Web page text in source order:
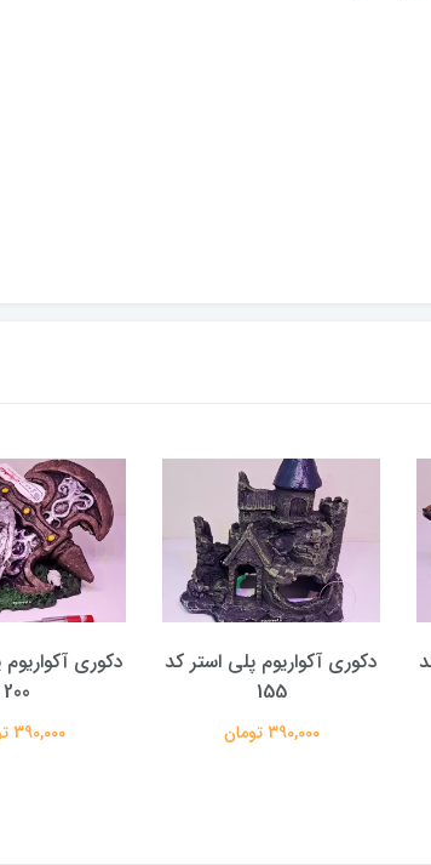
دکوری آکواریوم پلی استر کد
155
390,000 تومان
دکوری
200
390,000 تومان